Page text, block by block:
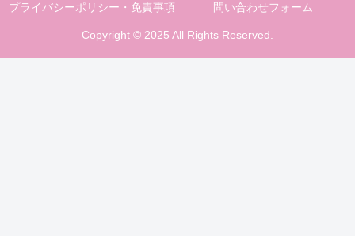
プライバシーポリシー・免責事項 問い合わせフォーム
Copyright © 2025 All Rights Reserved.